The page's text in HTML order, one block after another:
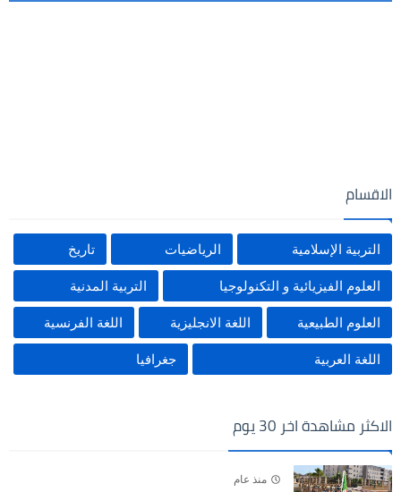
الاقسام
التربية الإسلامية الرياضيات تاريخ
العلوم الفيزيائية و التكنولوجيا التربية المدنية
العلوم الطبيعية اللغة الانجليزية اللغة الفرنسية
اللغة العربية جغرافيا
الاكثر مشاهدة اخر 30 يوم
منذ عام